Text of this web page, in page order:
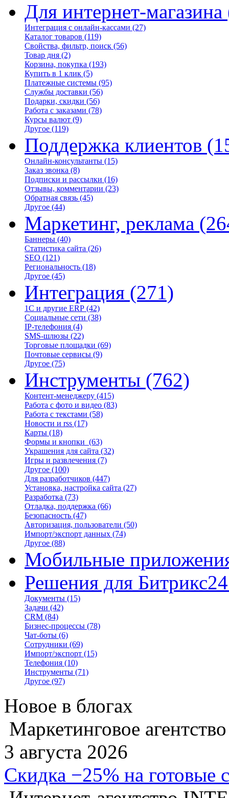
Для интернет-магазина
Интеграция с онлайн-кассами (27)
Каталог товаров (119)
Свойства, фильтр, поиск (56)
Товар дня (2)
Корзина, покупка (193)
Купить в 1 клик (5)
Платежные системы (95)
Службы доставки (56)
Подарки, скидки (56)
Работа с заказами (78)
Курсы валют (9)
Другое (119)
Поддержка клиентов
Онлайн-консультанты (15)
Заказ звонка (8)
Подписки и рассылки (16)
Отзывы, комментарии (23)
Обратная связь (45)
Другое (44)
Маркетинг, реклама
Баннеры (40)
Статистика сайта (26)
SEO (121)
Региональность (18)
Другое (45)
Интеграция (271)
1С и другие ERP (42)
Социальные сети (38)
IP-телефония (4)
SMS-шлюзы (22)
Торговые площадки (69)
Почтовые сервисы (9)
Другое (75)
Инструменты (762)
Контент-менеджеру (415)
Работа с фото и видео (83)
Работа с текстами (58)
Новости и rss (17)
Карты (18)
Формы и кнопки (63)
Украшения для сайта (32)
Игры и развлечения (7)
Другое (100)
Для разработчиков (447)
Установка, настройка сайта (27)
Разработка (73)
Отладка, поддержка (66)
Безопасность (47)
Авторизация, пользователи (50)
Импорт/экспорт данных (74)
Другое (88)
Мобильные
Решения для Битрикс24
Документы (15)
Задачи (42)
CRM (84)
Бизнес-процессы (78)
Чат-боты (6)
Сотрудники (69)
Импорт/экспорт (15)
Телефония (10)
Инструменты (71)
Другое (97)
Новое в блогах
Маркетинговое
3 августа 2026
Скидка −25% на готовые